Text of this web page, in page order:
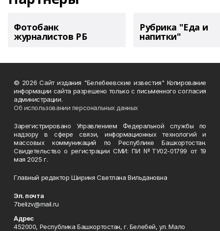
Фотобанк
журналистов РБ
Рубрика "Еда и
напитки"
© 2026 Сайт издания "Белебеевские известия" Копирование
информации сайта разрешено только с письменного согласия
администрации.
Об использовании персональных данных
Зарегистрировано Управлением Федеральной службы по
надзору в сфере связи, информационных технологий и
массовых коммуникаций по Республике Башкортостан.
Свидетельство о регистрации СМИ: ПИ №ТУ02-01799 от 19
мая 2025 г.
Главный редактор Шириня Светлана Вильдановна
Эл. почта
7belizv@mail.ru
Адрес
452000, Республика Башкортостан, г. Белебей, ул. Мало